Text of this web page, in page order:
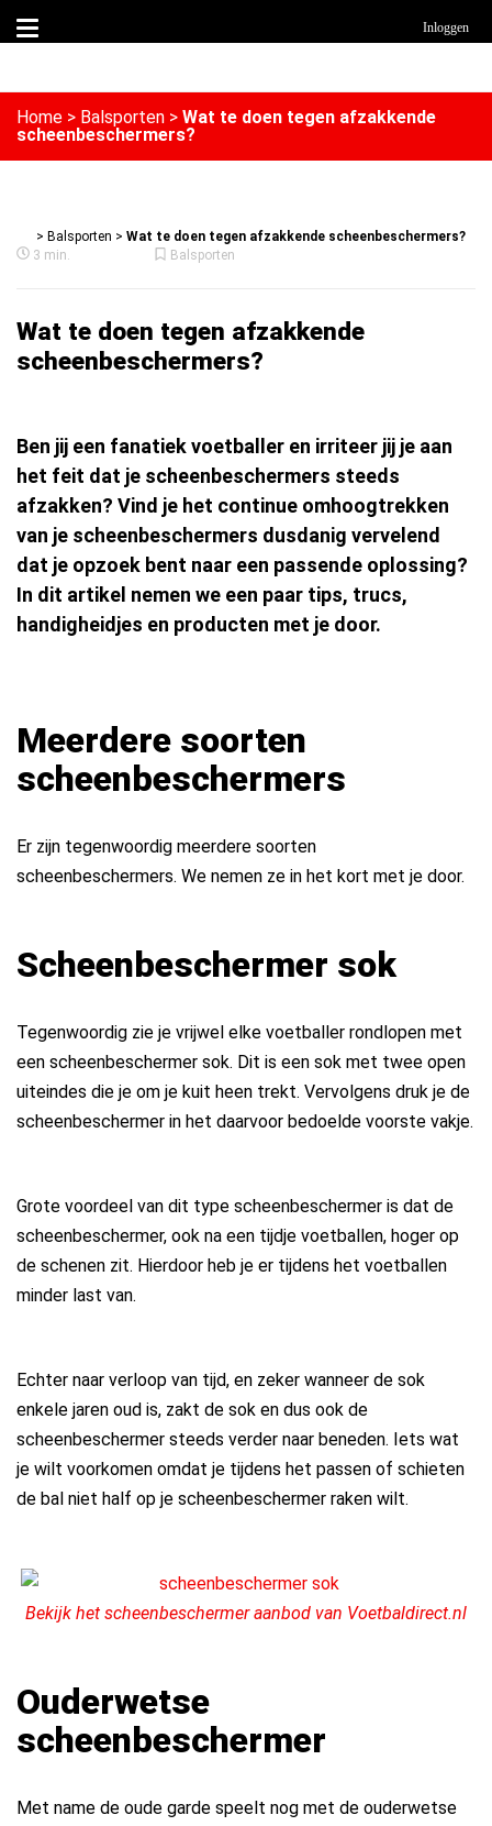
Inloggen
Home > Balsporten > Wat te doen tegen afzakkende
scheenbeschermers?
> Balsporten > Wat te doen tegen afzakkende scheenbeschermers?
3 min.
Balsporten
Wat te doen tegen afzakkende
scheenbeschermers?
Ben jij een fanatiek voetballer en irriteer jij je aan
het feit dat je scheenbeschermers steeds
afzakken? Vind je het continue omhoogtrekken
van je scheenbeschermers dusdanig vervelend
dat je opzoek bent naar een passende oplossing?
In dit artikel nemen we een paar tips, trucs,
handigheidjes en producten met je door.
Meerdere soorten
scheenbeschermers
Er zijn tegenwoordig meerdere soorten
scheenbeschermers. We nemen ze in het kort met je door.
Scheenbeschermer sok
Tegenwoordig zie je vrijwel elke voetballer rondlopen met
een scheenbeschermer sok. Dit is een sok met twee open
uiteindes die je om je kuit heen trekt. Vervolgens druk je de
scheenbeschermer in het daarvoor bedoelde voorste vakje.
Grote voordeel van dit type scheenbeschermer is dat de
scheenbeschermer, ook na een tijdje voetballen, hoger op
de schenen zit. Hierdoor heb je er tijdens het voetballen
minder last van.
Echter naar verloop van tijd, en zeker wanneer de sok
enkele jaren oud is, zakt de sok en dus ook de
scheenbeschermer steeds verder naar beneden. Iets wat
je wilt voorkomen omdat je tijdens het passen of schieten
de bal niet half op je scheenbeschermer raken wilt.
Bekijk het scheenbeschermer aanbod van Voetbaldirect.nl
Ouderwetse
scheenbeschermer
Met name de oude garde speelt nog met de ouderwetse